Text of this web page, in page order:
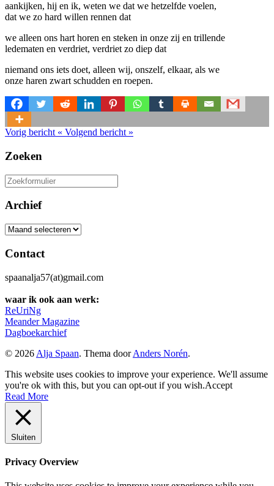
aankijken, hij en ik, weten we dat we hetzelfde voelen,
dat we zo hard willen rennen dat
we alleen ons hart horen en steken in onze zij en trillende
ledematen en verdriet, verdriet zo diep dat
niemand ons iets doet, alleen wij, onszelf, elkaar, als we
onze haren zwart schudden en roepen.
Vorig bericht « Volgend bericht »
Zoeken
Zoeken
naar:
Archief
Archief
Contact
spaanalja57(at)gmail.com
waar ik ook aan werk:
ReUriNg
Meander Magazine
Dagboekarchief
© 2026 Alja Spaan. Thema doorAnders Norén.
This website uses cookies to improve your experience. We'll assume
you're ok with this, but you can opt-out if you wish.Accept
Read More
Sluiten
Privacy Overview